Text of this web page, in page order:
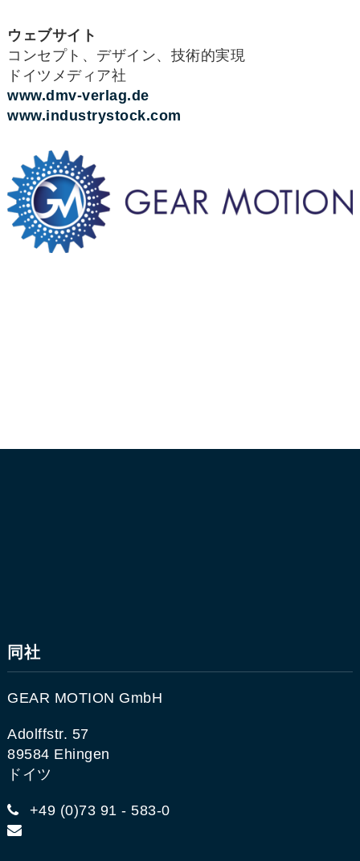
ウェブサイト
コンセプト、デザイン、技術的実現
ドイツメディア社
www.dmv-verlag.de
www.industrystock.com
同社
GEAR MOTION GmbH
Adolffstr. 57
89584 Ehingen
ドイツ
+49 (0)73 91 - 583-0